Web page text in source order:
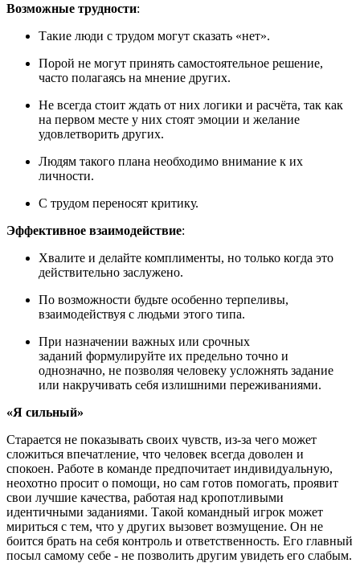
Возможные трудности:
Такие люди с трудом могут сказать «нет».
Порой не могут принять самостоятельное решение,
часто полагаясь на мнение других.
Не всегда стоит ждать от них логики и расчёта, так как
на первом месте у них стоят эмоции и желание
удовлетворить других.
Людям такого плана необходимо внимание к их
личности.
С трудом переносят критику.
Эффективное взаимодействие:
Хвалите и делайте комплименты, но только когда это
действительно заслужено.
По возможности будьте особенно терпеливы,
взаимодействуя с людьми этого типа.
При назначении важных или срочных
заданий формулируйте их предельно точно и
однозначно, не позволяя человеку усложнять задание
или накручивать себя излишними переживаниями.
«Я сильный»
Старается не показывать своих чувств, из-за чего может
сложиться впечатление, что человек всегда доволен и
спокоен. Работе в команде предпочитает индивидуальную,
неохотно просит о помощи, но сам готов помогать, проявит
свои лучшие качества, работая над кропотливыми
идентичными заданиями. Такой командный игрок может
мириться с тем, что у других вызовет возмущение. Он не
боится брать на себя контроль и ответственность. Его главный
посыл самому себе - не позволить другим увидеть его слабым.